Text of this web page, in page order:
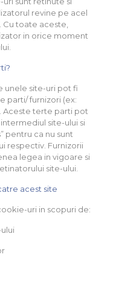
revine pe acel
Cu toate aceste,
in orice moment
unele site-uri pot fi
parti/ furnizori (ex:
Aceste terte parti pot
site-ului si
pentru ca nu sunt
respectiv. Furnizorii
legea in vigoare si
site-ului.
acest site
uri in scopuri de: